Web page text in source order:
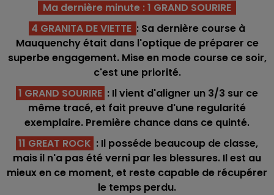
Ma dernière minute : 1 GRAND SOURIRE
4 GRANITA DE VIETTE : Sa dernière course à
Mauquenchy était dans l'optique de préparer ce
superbe engagement. Mise en mode course ce soir,
c'est une priorité.
1 GRAND SOURIRE : Il vient d'aligner un 3/3 sur ce
même tracé, et fait preuve d'une regularité
exemplaire. Première chance dans ce quinté.
11 GREAT ROCK : Il posséde beaucoup de classe,
mais il n'a pas été verni par les blessures. Il est au
mieux en ce moment, et reste capable de récupérer
le temps perdu.